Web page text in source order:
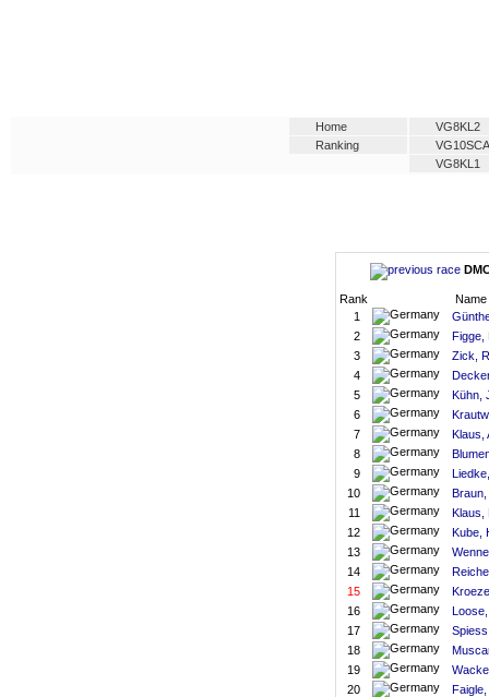
Home
Ranking
VG8KL2
VG10SCA
VG8KL1
Rank
Name
1
2
Figge,
3
Zick,
4
5
Kühn,
6
7
Klaus,
8
9
10
Braun,
11
Klaus,
12
Kube,
13
14
15
16
17
18
19
20